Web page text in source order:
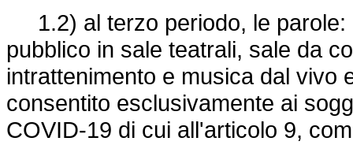
1.2) al terzo periodo, le parole:
pubblico in sale teatrali, sale da
intrattenimento e musica dal vivo
consentito esclusivamente ai
COVID-19 di cui all'articolo 9,